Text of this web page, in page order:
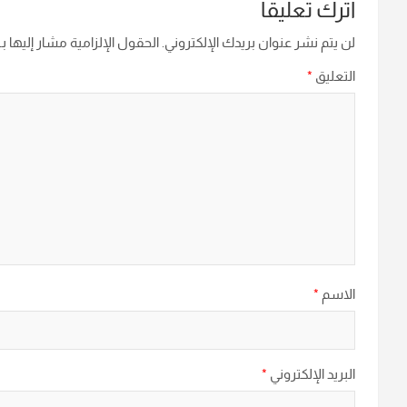
اترك تعليقاً
لن يتم نشر عنوان بريدك الإلكتروني. الحقول الإلزامية مشار إليها
التعليق *
الاسم *
البريد الإلكتروني *